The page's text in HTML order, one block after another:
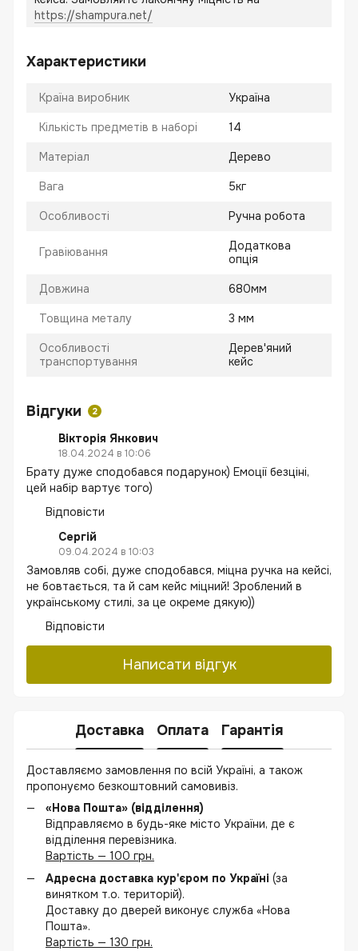
https://shampura.net/
Характеристики
Країна виробник Україна
Кількість предметів в наборі 14
Матеріал Дерево
Вага 5кг
Особливості Ручна робота
Гравіювання
Додаткова
опція
Довжина 680мм
Товщина металу 3 мм
Особливості
транспортування
Дерев'яний
кейс
Відгуки 2
Вікторія Янкович
18.04.2024 в 10:06
Брату дуже сподобався подарунок) Емоції безціні,
цей набір вартує того)
Відповісти
Сергій
09.04.2024 в 10:03
Замовляв собі, дуже сподобався, міцна ручка на кейсі,
не бовтається, та й сам кейс міцний! Зроблений в
українському стилі, за це окреме дякую))
Відповісти
Написати відгук
Доставка Оплата Гарантія
Доставляємо замовлення по всій Україні, а також
пропонуємо безкоштовний самовивіз.
«Нова Пошта» (відділення)
Відправляємо в будь-яке місто України, де є
відділення перевізника.
Вартість — 100 грн.
Адресна доставка кур'єром по Україні (за
винятком т.о. територій).
Доставку до дверей виконує служба «Нова
Пошта».
Вартість — 130 грн.